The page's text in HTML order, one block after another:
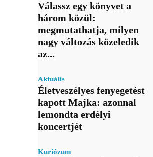
Válassz egy könyvet a
három közül:
megmutathatja, milyen
nagy változás közeledik
az...
Aktuális
Életveszélyes fenyegetést
kapott Majka: azonnal
lemondta erdélyi
koncertjét
Kuriózum